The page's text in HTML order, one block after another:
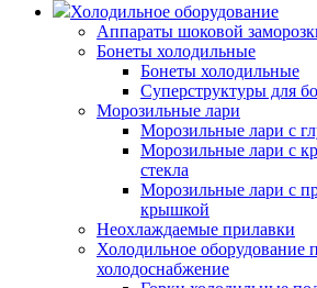
Холодильное оборудование
Аппараты шоковой
Бонеты холодильные
Бонеты холодильные
Суперструктуры для
Морозильные лари
Морозильные лари с
Морозильные лари с
стекла
Морозильные лари с
крышкой
Неохлаждаемые прилавки
Холодильное оборудование
холодоснабжение